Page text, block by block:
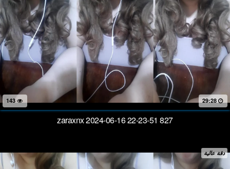
143 29:28
zaraxnx 2024-06-16 22-23-51 827
دقة عالية